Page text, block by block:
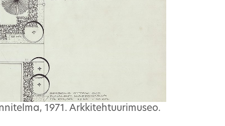
1971. Arkkitehtuurimuseo.